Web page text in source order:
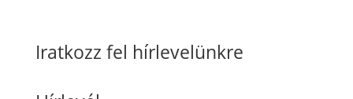
Iratkozz fel hírlevelünkre